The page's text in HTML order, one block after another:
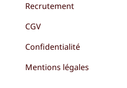
Recrutement
CGV
Confidentialité
Mentions légales